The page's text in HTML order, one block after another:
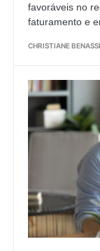
favoráveis no
faturamento e
CHRISTIANE BENASSI